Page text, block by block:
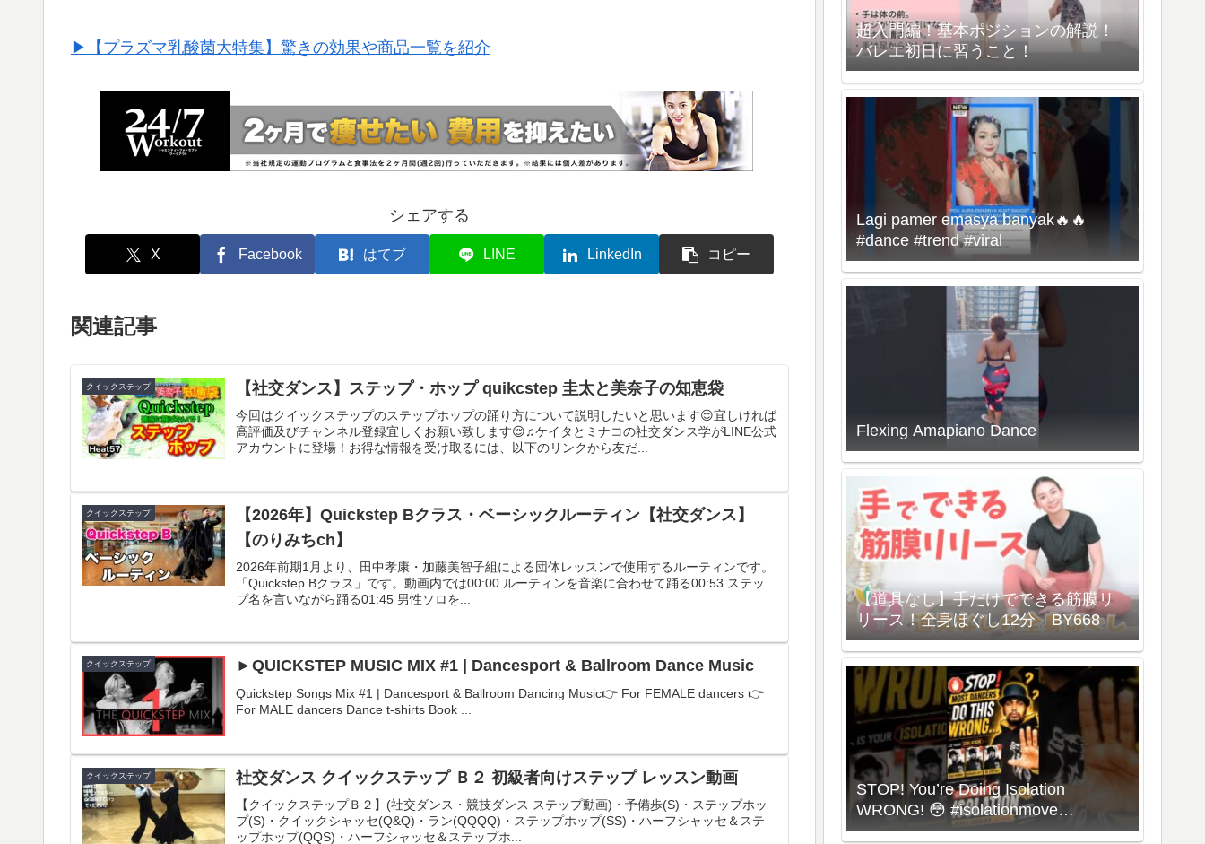
▶︎【プラズマ乳酸菌大特集】驚きの効果や商品一覧を紹介
シェアする
X Facebook はてブ LINE LinkedIn コピー
関連記事
クイックステップ 【社交ダンス】ステップ・ホップ quikcstep 圭太と美奈子の知恵袋
今回はクイックステップのステップホップの踊り方について説明したいと思います😌宜しければ
高評価及びチャンネル登録宜しくお願い致します😌♫ケイタとミナコの社交ダンス学がLINE公式
アカウントに登場！お得な情報を受け取るには、以下のリンクから友だ...
クイックステップ
【2026年】Quickstep Bクラス・ベーシックルーティン【社交ダンス】
【のりみちch】
2026年前期1月より、田中孝康・加藤美智子組による団体レッスンで使用するルーティンです。
「Quickstep Bクラス」です。動画内では00:00 ルーティンを音楽に合わせて踊る00:53 ステッ
プ名を言いながら踊る01:45 男性ソロを...
クイックステップ ►QUICKSTEP MUSIC MIX #1 | Dancesport & Ballroom Dance Music
Quickstep Songs Mix #1 | Dancesport & Ballroom Dancing Music👉 For FEMALE dancers 👉
For MALE dancers Dance t-shirts Book ...
クイックステップ 社交ダンス クイックステップ Ｂ２ 初級者向けステップ レッスン動画
【クイックステップＢ２】(社交ダンス・競技ダンス ステップ動画)・予備歩(S)・ステップホッ
プ(S)・クイックシャッセ(Q&Q)・ラン(QQQQ)・ステップホップ(SS)・ハーフシャッセ＆ステ
ップホップ(QQS)・ハーフシャッセ＆ステップホ...
超入門編！基本ポジションの解説！
バレエ初日に習うこと！
Lagi pamer emasya banyak🔥🔥
#dance #trend #viral
Flexing Amapiano Dance
【道具なし】手だけでできる筋膜リ
リース！全身ほぐし12分 BY668
STOP! You’re Doing Isolation
WRONG! 😳 #isolationmove
#animationdance #poppingdance